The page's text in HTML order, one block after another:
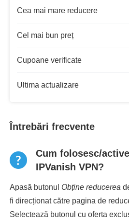
Cea mai mare reducere
Cel mai bun preț
Cupoane verificate
Ultima actualizare
Întrebări frecvente
Cum folosesc/
IPVanish VPN?
Apasă butonul Obține reducerea
fi direcționat către pagina de
Selectează butonul cu oferta